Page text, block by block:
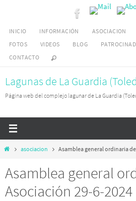
contenido
INICIO INFORMACIÓN ASOCIACION
FOTOS
VIDEOS BLOG
CONTACTO
Lagunas de La Guardia
Página web del complejo lagunar de La Guardia
Inicioasociacion Asamblea general ordinaria
Asamblea general
Asociación 29-6-2024